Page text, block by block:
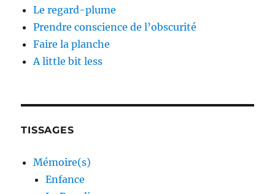
Le regard-plume
Prendre conscience de l’obscurité
Faire la planche
A little bit less
TISSAGES
Mémoire(s)
Enfance